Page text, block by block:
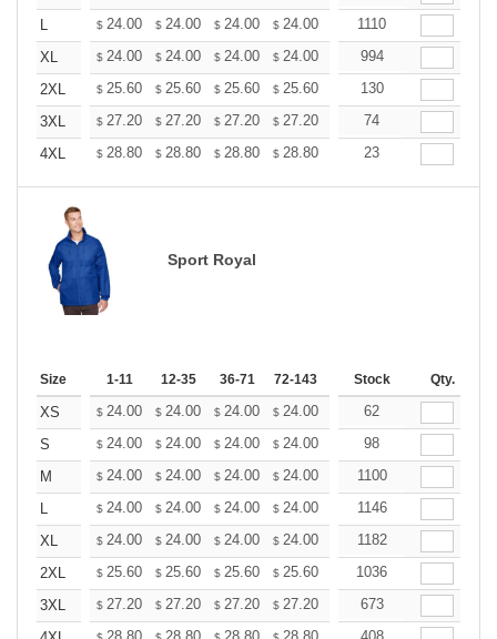
L
$ 24.00 $ 24.00 $ 24.00 $ 24.00 24.00
1110
XL
$ 24.00 $ 24.00 $ 24.00 $ 24.00 24.00
994
2XL
$ 25.60 $ 25.60 $ 25.60 $ 25.60 25.60
130
3XL
$ 27.20 $ 27.20 $ 27.20 $ 27.20 27.20
74
4XL
$ 28.80 $ 28.80 $ 28.80 $ 28.80 28.80
23
Sport Royal
Size 1-11 12-35 36-71 72-143 144-287 288 + More
Stock Qty.
XS $ 24.00 $ 24.00 $ 24.00 $ 24.00 24.00
62
S
$ 24.00 $ 24.00 $ 24.00 $ 24.00 24.00
98
M
$ 24.00 $ 24.00 $ 24.00 $ 24.00 24.00
1100
L
$ 24.00 $ 24.00 $ 24.00 $ 24.00 24.00
1146
XL
$ 24.00 $ 24.00 $ 24.00 $ 24.00 24.00
1182
2XL
$ 25.60 $ 25.60 $ 25.60 $ 25.60 25.60
1036
3XL
$ 27.20 $ 27.20 $ 27.20 $ 27.20 27.20
673